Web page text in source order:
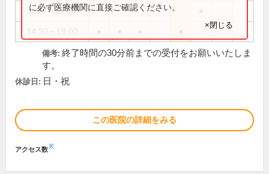
9:00～13:00
に必ず医療機関に直接ご確認ください。
×閉じる
備考: 終了時間の30分前までの受付をお願いいたしま
す。
休診日: 日・祝
この医院の詳細をみる
アクセス数※